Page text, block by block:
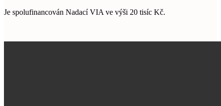
Je spolufinancován Nadací VIA ve výši 20 tisíc Kč.